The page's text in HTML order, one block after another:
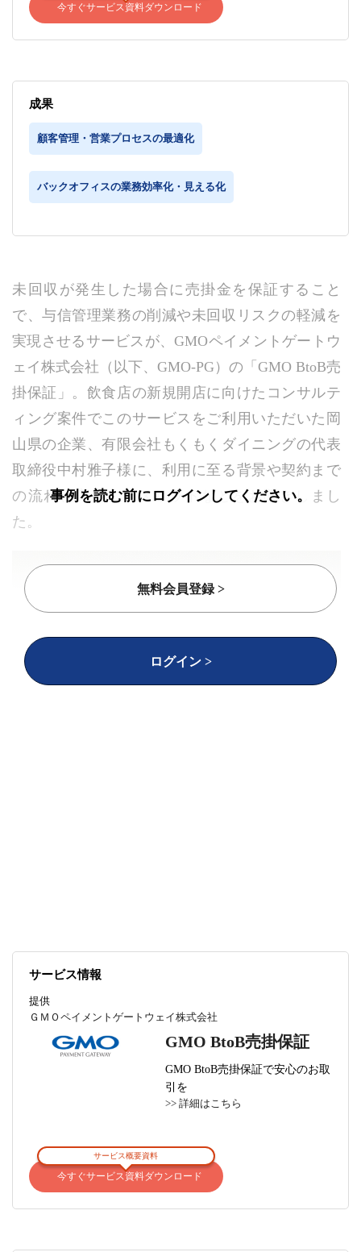
今すぐサービス資料ダウンロード
成果
顧客管理・営業プロセスの最適化
バックオフィスの業務効率化・見える化
未回収が発生した場合に売掛金を保証すること
で、与信管理業務の削減や未回収リスクの軽減を
実現させるサービスが、GMOペイメントゲートウ
ェイ株式会社（以下、GMO-PG）の「GMO BtoB売
掛保証」。飲食店の新規開店に向けたコンサルテ
ィング案件でこのサービスをご利用いただいた岡
山県の企業、有限会社もくもくダイニングの代表
取締役中村雅子様に、利用に至る背景や契約まで
の流れ、実感したメリットなどをお聞きしまし
た。
事例を読む前にログインしてください。
無料会員登録 >
ログイン >
サービス情報
提供
ＧＭＯペイメントゲートウェイ株式会社
GMO BtoB売掛保証
GMO BtoB売掛保証で安心のお取
引を
>> 詳細はこちら
サービス概要資料
今すぐサービス資料ダウンロード